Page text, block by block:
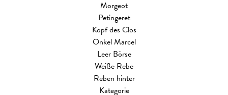
Morgeot
Petingeret
Kopf des Clos
Onkel Marcel
Leer Börse
Weiße Rebe
Reben hinter
Kategorie